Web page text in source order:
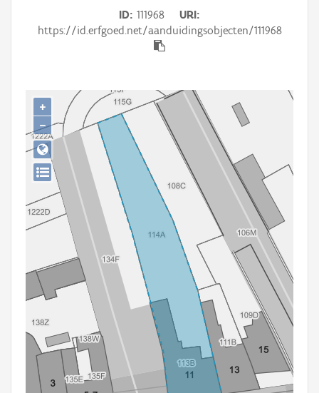
Thema
Persoon of collectief
Downloads
Hergebruik
Aanmelden
ID 111968
URI
https://id.erfgoed.net/aanduidingsobjecten/111968
+
−